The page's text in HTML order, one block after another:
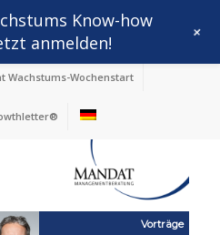
Wachstums-Wochenstart
Vorträge
Know-how
anmelden! +